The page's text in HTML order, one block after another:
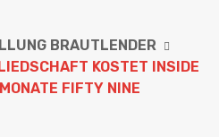
BRAUTLENDER
KOSTET INSIDE
FIFTY NINE